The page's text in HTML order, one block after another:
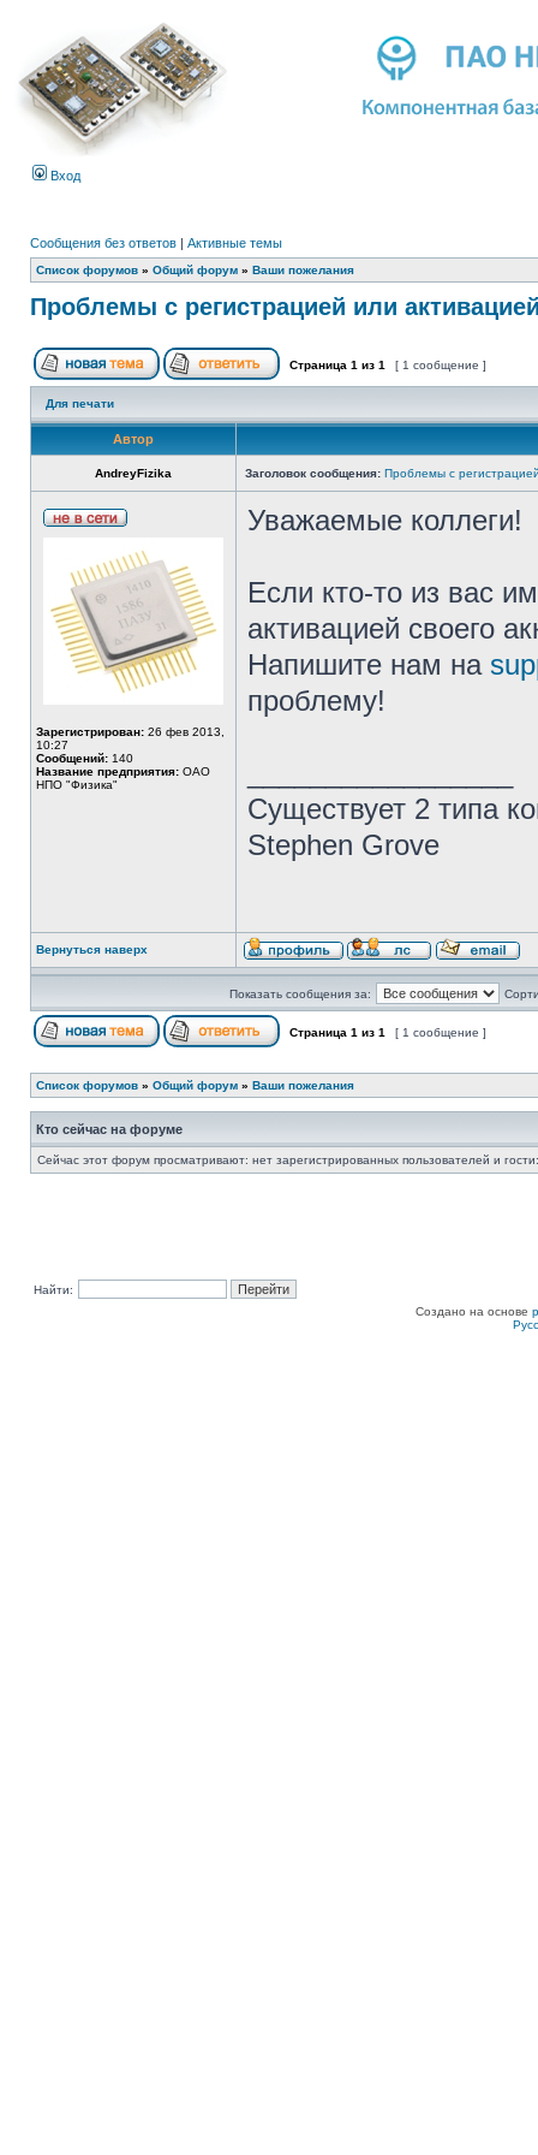
Вход
Сообщения без ответов | Активные темы
Список форумов » Общий форум » Ваши пожелания
Проблемы с регистрацией или
Страница 1 из 1 [ 1 сообщение ]
Для печати
Автор
AndreyFizika Заголовок сообщения: Проблемы с
Зарегистрирован: 26 фев 2013,
10:27
Сообщений: 140
Название предприятия: ОАО
НПО "Физика"
Уважаемые коллеги!
Если кто-то из вас
активацией своего
Напишите нам на
проблему!
Существует 2 типа
Stephen Grove
Вернуться наверх
Показать сообщения за:
Страница 1 из 1 [ 1 сообщение ]
Список форумов » Общий форум » Ваши пожелания
Кто сейчас на форуме
Сейчас этот форум просматривают: нет зарегистрированных пользователей и
Найти:
Создано на основе